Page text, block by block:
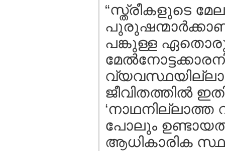
“സ്ത്രീകളുടെ
പങ്കുള്ള ഏതൊരു
ജീവിതത്തില്‍
പോലും
ആധികാരിക